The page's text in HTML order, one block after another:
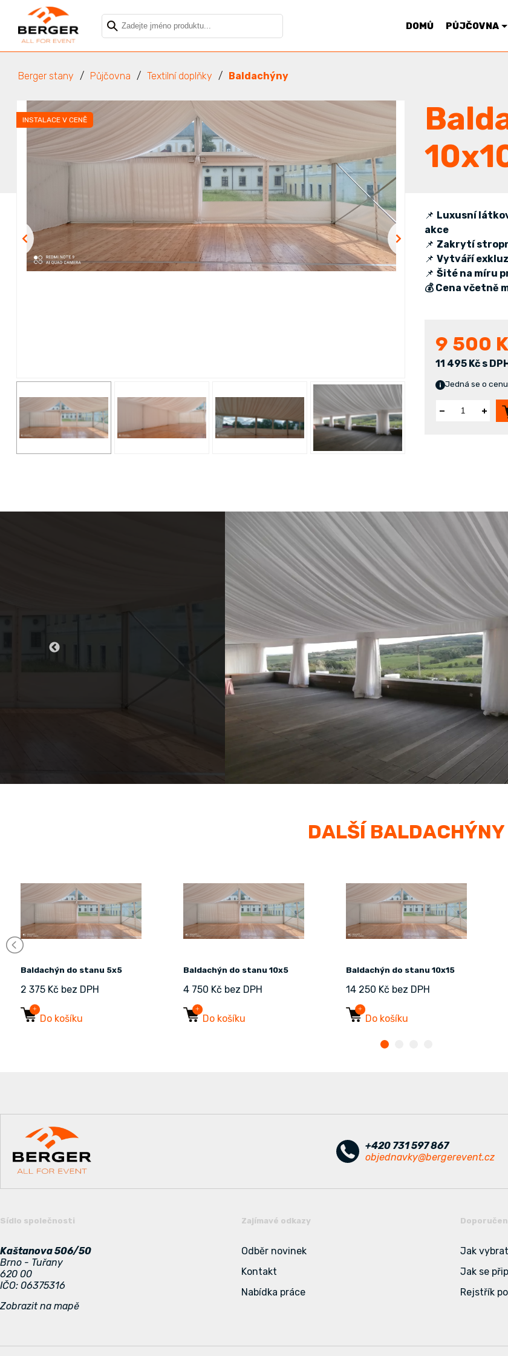
DOMŮ PŮJČOVNA
Berger stany Půjčovna Textilní doplňky Baldachýny
INSTALACE V CENĚ
📌 Luxusní
akce
📌 Zakrytí
📌 Vytváří
📌 Šité na míru
💰 Cena včetně
9 500
11 495 Kč s
Jedná se o
DALŠÍ BALDACHÝNY
Baldachýn do stanu 5x5
2 375 Kč bez DPH
Do košíku
Baldachýn do stanu 10x5
4 750 Kč bez DPH
Do košíku
Baldachýn do stanu 10x15
14 250 Kč bez DPH
Do košíku
+420 731 597 867
objednavky@bergerevent.cz
Sídlo společnosti
Kaštanova 506/50
Brno - Tuřany
620 00
IČO: 06375316
Zobrazit na mapě
Zajímavé odkazy
Odběr novinek
Kontakt
Nabídka práce
Jak
Jak se
Rejstřík